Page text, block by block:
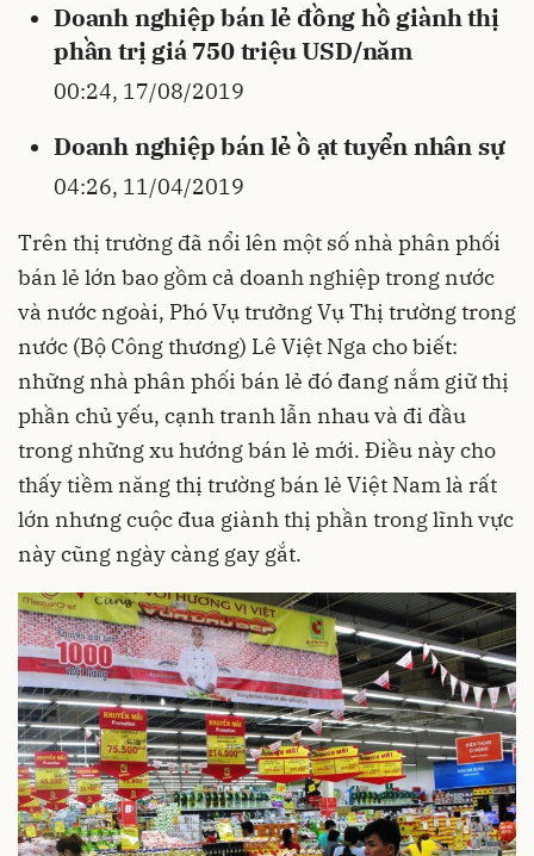
Doanh nghiệp bán lẻ đồng hồ giành thị
phần trị giá 750 triệu USD/năm
00:24, 17/08/2019
Doanh nghiệp bán lẻ ồ ạt tuyển nhân sự
04:26, 11/04/2019
Trên thị trường đã nổi lên một số nhà phân phối
bán lẻ lớn bao gồm cả doanh nghiệp trong nước
và nước ngoài, Phó Vụ trưởng Vụ Thị trường trong
nước (Bộ Công thương) Lê Việt Nga cho biết:
những nhà phân phối bán lẻ đó đang nắm giữ thị
phần chủ yếu, cạnh tranh lẫn nhau và đi đầu
trong những xu hướng bán lẻ mới. Điều này cho
thấy tiềm năng thị trường bán lẻ Việt Nam là rất
lớn nhưng cuộc đua giành thị phần trong lĩnh vực
này cũng ngày càng gay gắt.